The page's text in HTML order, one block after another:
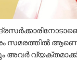
സമരത്തില്‍
അവര്‍